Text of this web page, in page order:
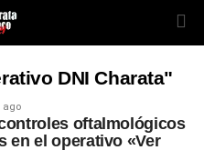
DNI Charata"
ago
oftalmológicos
en el operativo «Ver